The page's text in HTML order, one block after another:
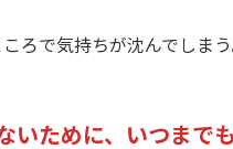
ろで気持ちが沈んでしま
いために、いつまで